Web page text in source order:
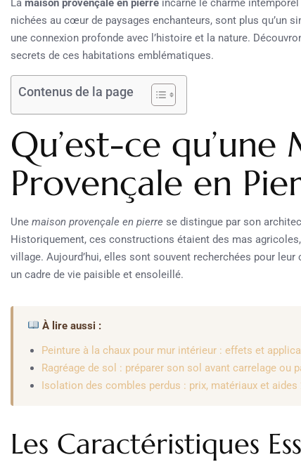
La maison provençale en pierre incarne le charme
nichées au cœur de paysages enchanteurs, sont plus qu’un
une connexion profonde avec l’histoire et la nature.
secrets de ces habitations emblématiques.
Contenus de la page
Qu’est-ce qu’une
Provençale en
Une maison provençale en pierre se distingue par son
Historiquement, ces constructions étaient des mas
village. Aujourd’hui, elles sont souvent recherchées pour
un cadre de vie paisible et ensoleillé.
À lire aussi :
Peinture à la chaux pour mur intérieur : effets et
Ragréage de sol : préparer son sol avant carrelage ou
Isolation des combles perdus : prix, matériaux et aides
Les Caractéristiques